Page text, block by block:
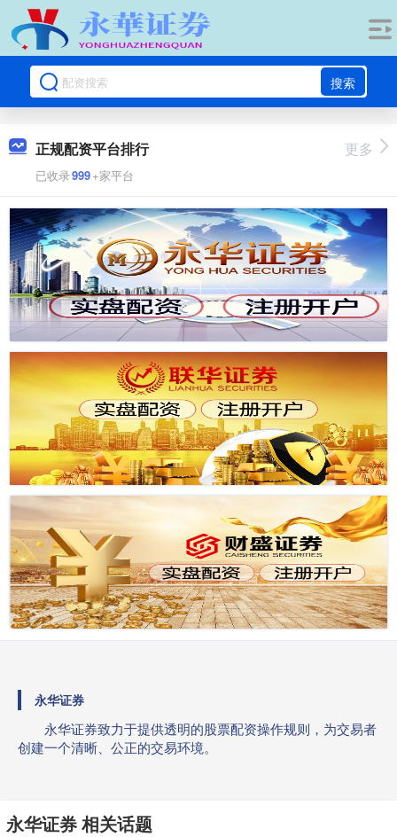
搜索
正规配资平台排行
已收录999+家平台
更多
永华证券
永华证券致力于提供透明的股票配资操作规则，为交易者
创建一个清晰、公正的交易环境。
永华证券 相关话题